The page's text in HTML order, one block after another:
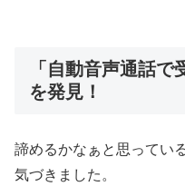
「自動音声通話
を発見！
諦めるかなぁと思ってい
気づきました。